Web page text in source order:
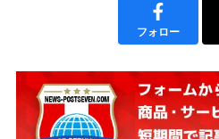
フォロー